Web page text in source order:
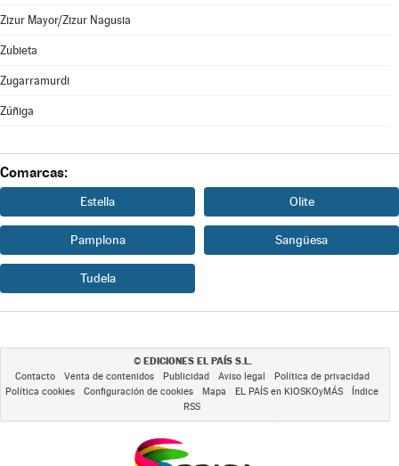
Zizur Mayor/Zizur Nagusia
Zubieta
Zugarramurdi
Zúñiga
Comarcas:
Estella Olite
Pamplona Sangüesa
Tudela
© EDICIONES EL PAÍS S.L.
Contacto Venta de contenidos Publicidad Aviso legal
Política de privacidad
Política cookies
Configuración de cookies Mapa EL PAÍS en KIOSKOyMÁS
Índice
RSS